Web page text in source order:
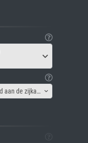
Canvas lijst - Afbeelding gespiegeld aan de zijkant